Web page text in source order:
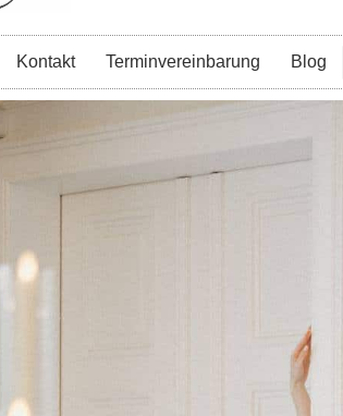
Kontakt Terminvereinbarung Blog